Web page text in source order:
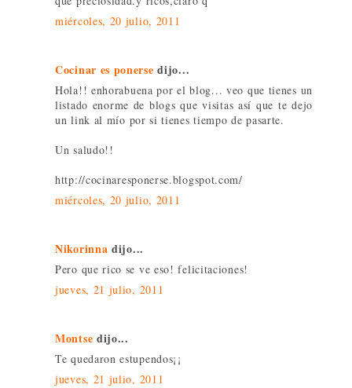
miércoles, 20 julio, 2011
Cocinar es ponerse dijo...
Hola!! enhorabuena por el blog... veo que tienes un
listado enorme de blogs que visitas así que te dejo
un link al mío por si tienes tiempo de pasarte.
Un saludo!!
http://cocinaresponerse.blogspot.com/
miércoles, 20 julio, 2011
Nikorinna dijo...
Pero que rico se ve eso! felicitaciones!
jueves, 21 julio, 2011
Montse dijo...
Te quedaron estupendos¡¡
jueves, 21 julio, 2011